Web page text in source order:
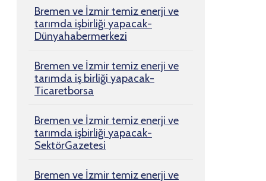
Bremen ve İzmir temiz enerji ve
tarımda işbirliği yapacak-
Dünyahabermerkezi
Bremen ve İzmir temiz enerji ve
tarımda iş birliği yapacak-
Ticaretborsa
Bremen ve İzmir temiz enerji ve
tarımda işbirliği yapacak-
SektörGazetesi
Bremen ve İzmir temiz enerji ve